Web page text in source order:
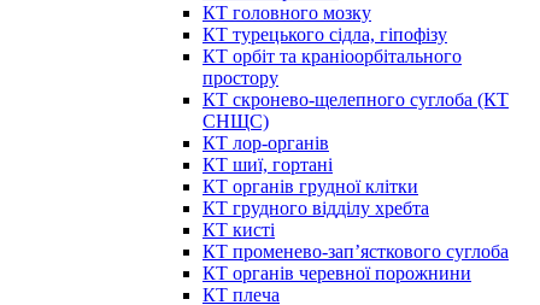
КТ головного мозку
КТ турецького сідла, гіпофізу
КТ орбіт та краніоорбітального
простору
КТ скронево-щелепного суглоба (КТ
СНЩС)
КТ лор-органів
КТ шиї, гортані
КТ органів грудної клітки
КТ грудного відділу хребта
КТ кисті
КТ променево-зап’ясткового суглоба
КТ органів черевної порожнини
КТ плеча